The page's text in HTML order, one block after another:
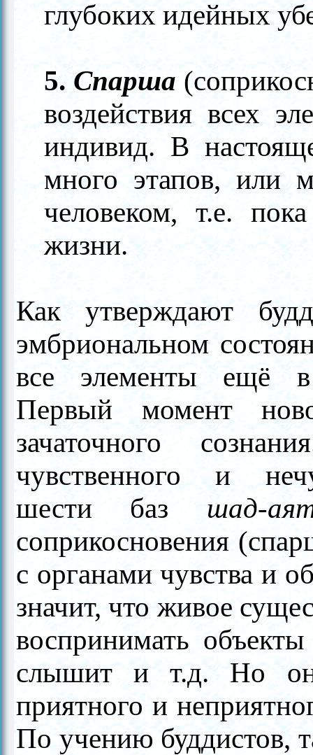
глубоких идейных
5. Спарша
воздействия всех
индивид. В
много этапов, или
человеком, т.е.
жизни.
Как утверждают
эмбриональном
все элементы ещё в
Первый момент
зачаточного
чувственного и
шести баз шад-
соприкосновения
с органами чувства и
значит, что живое
воспринимать
слышит и т.д. Но
приятного и
По учению буддистов,